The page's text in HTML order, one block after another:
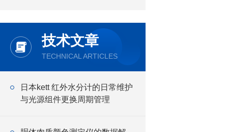
技术文章
TECHNICAL ARTICLES
日本kett 红外水分计的日常维护
与光源组件更换周期管理